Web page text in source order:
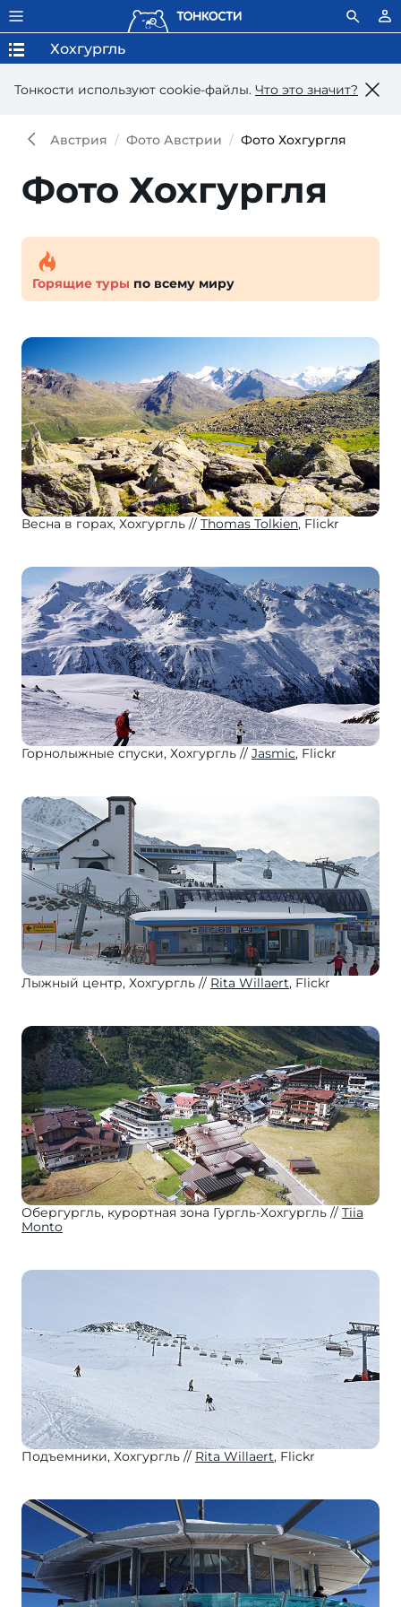
Тонкости используют сookie-файлы. Что это значит?
Хохгургль
Австрия Фото Австрии Фото Хохгургля
Фото Хохгургля
Горящие туры по всему миру
Весна в горах, Хохгургль Thomas Tolkien, Flickr
Горнолыжные спуски, Хохгургль Jasmic, Flickr
Лыжный центр, Хохгургль Rita Willaert, Flickr
Обергургль, курортная зона Гургль-Хохгургль
Tiia
Monto
Подъемники, Хохгургль Rita Willaert, Flickr